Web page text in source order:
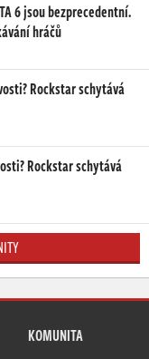
6 jsou bezprecedentní.
hráčů
Rockstar schytává
Rockstar schytává
KOMUNITA